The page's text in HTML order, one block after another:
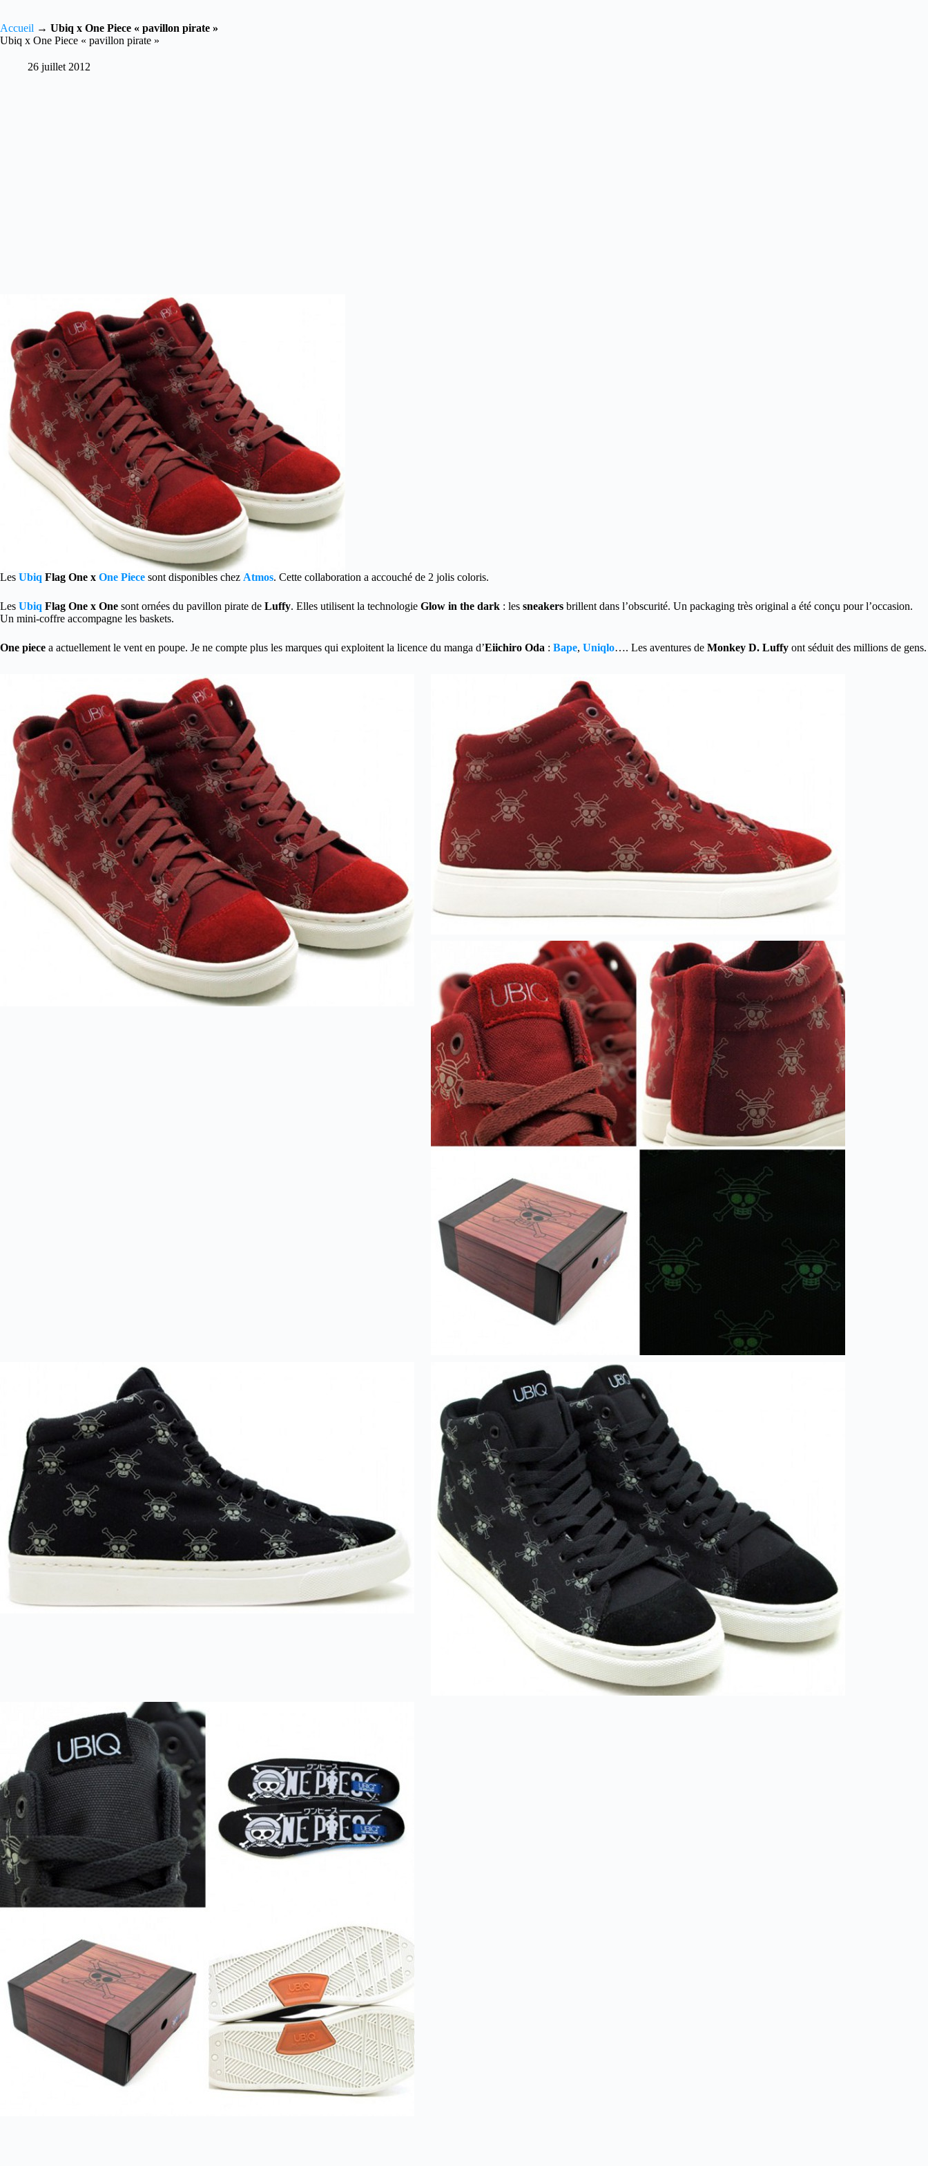
Accueil → Ubiq x One Piece « pavillon pirate »
Ubiq x One Piece « pavillon pirate »
26 juillet 2012
Les Ubiq Flag One x One Piece sont disponibles chez Atmos. Cette collaboration a accouché de 2 jolis coloris.
Les Ubiq Flag One x One sont ornées du pavillon pirate de Luffy. Elles utilisent la technologie Glow in the dark : les sneakers brillent dans l’obscurité. Un packaging très original a été conçu pour l’occasion.
Un mini-coffre accompagne les baskets.
One piece a actuellement le vent en poupe. Je ne compte plus les marques qui exploitent la licence du manga d’Eiichiro Oda : Bape, Uniqlo…. Les aventures de Monkey D. Luffy ont séduit des millions de gens.